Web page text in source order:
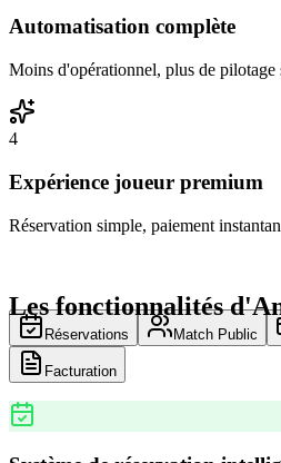
Automatisation complète
Moins d'opérationnel, plus de pilotage
4
Expérience joueur premium
Réservation simple, paiement
Les fonctionnalités
Réservations Match Public
Facturation